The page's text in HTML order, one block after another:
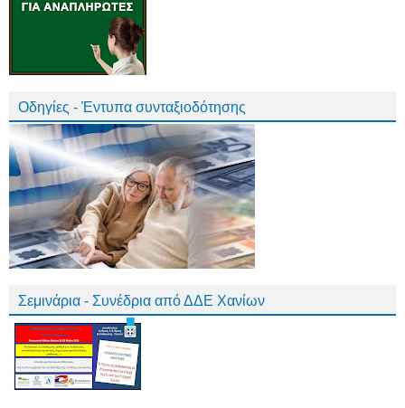
Οδηγίες - Έντυπα συνταξιοδότησης
Σεμινάρια - Συνέδρια από ΔΔΕ Χανίων